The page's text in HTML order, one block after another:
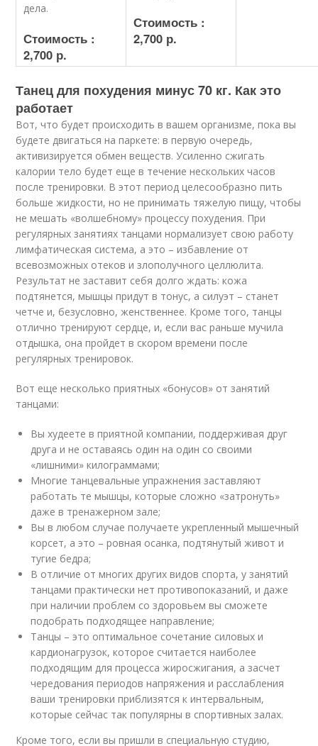
дела.
Стоимость :
2,700 р.
Стоимость :
2,700 р.
Танец для похудения минус 70 кг. Как это
работает
Вот, что будет происходить в вашем организме, пока вы
будете двигаться на паркете: в первую очередь,
активизируется обмен веществ. Усиленно сжигать
калории тело будет еще в течение нескольких часов
после тренировки. В этот период целесообразно пить
больше жидкости, но не принимать тяжелую пищу, чтобы
не мешать «волшебному» процессу похудения. При
регулярных занятиях танцами нормализует свою работу
лимфатическая система, а это – избавление от
всевозможных отеков и злополучного целлюлита.
Результат не заставит себя долго ждать: кожа
подтянется, мышцы придут в тонус, а силуэт – станет
четче и, безусловно, женственнее. Кроме того, танцы
отлично тренируют сердце, и, если вас раньше мучила
отдышка, она пройдет в скором времени после
регулярных тренировок.
Вот еще несколько приятных «бонусов» от занятий
танцами:
Вы худеете в приятной компании, поддерживая друг
друга и не оставаясь один на один со своими
«лишними» килограммами;
Многие танцевальные упражнения заставляют
работать те мышцы, которые сложно «затронуть»
даже в тренажерном зале;
Вы в любом случае получаете укрепленный мышечный
корсет, а это – ровная осанка, подтянутый живот и
тугие бедра;
В отличие от многих других видов спорта, у занятий
танцами практически нет противопоказаний, и даже
при наличии проблем со здоровьем вы сможете
подобрать подходящее направление;
Танцы – это оптимальное сочетание силовых и
кардионагрузок, которое считается наиболее
подходящим для процесса жиросжигания, а засчет
чередования периодов напряжения и расслабления
ваши тренировки приблизятся к интервальным,
которые сейчас так популярны в спортивных залах.
Кроме того, если вы пришли в специальную студию,